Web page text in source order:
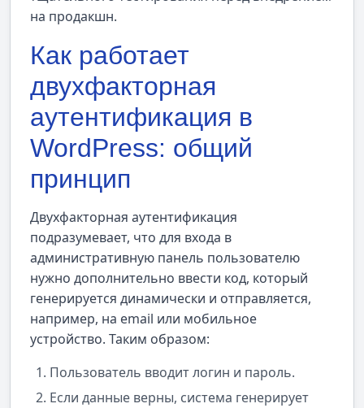
на продакшн.
Как работает
двухфакторная
аутентификация в
WordPress: общий
принцип
Двухфакторная аутентификация
подразумевает, что для входа в
административную панель пользователю
нужно дополнительно ввести код, который
генерируется динамически и отправляется,
например, на email или мобильное
устройство. Таким образом:
Пользователь вводит логин и пароль.
Если данные верны, система генерирует